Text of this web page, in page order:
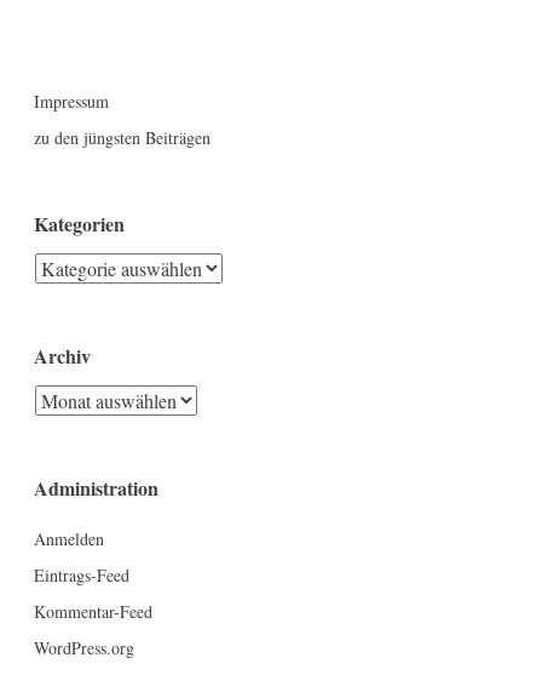
Impressum
zu den jüngsten Beiträgen
Kategorien
Kategorien
Archiv
Archiv
Administration
Anmelden
Eintrags-Feed
Kommentar-Feed
WordPress.org